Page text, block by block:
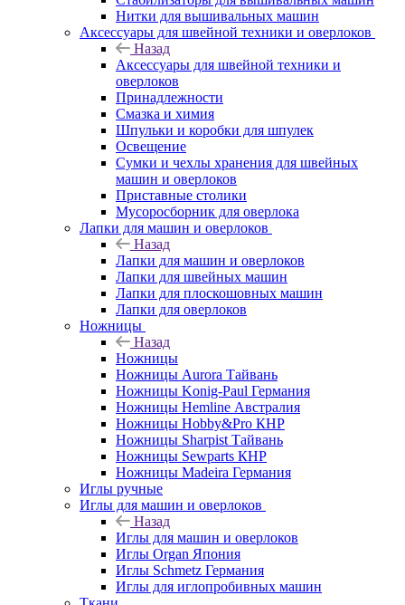
Нитки для вышивальных машин
Аксессуары для швейной техники и оверлоков
Назад
Аксессуары для швейной техники и
оверлоков
Принадлежности
Смазка и химия
Шпульки и коробки для шпулек
Освещение
Сумки и чехлы хранения для швейных
машин и оверлоков
Приставные столики
Мусоросборник для оверлока
Лапки для машин и оверлоков
Назад
Лапки для машин и оверлоков
Лапки для швейных машин
Лапки для плоскошовных машин
Лапки для оверлоков
Ножницы
Назад
Ножницы
Ножницы Aurora Тайвань
Ножницы Konig-Paul Германия
Ножницы Hemline Австралия
Ножницы Hobby&Pro КНР
Ножницы Sharpist Тайвань
Ножницы Sewparts КНР
Ножницы Madeira Германия
Иглы ручные
Иглы для машин и оверлоков
Назад
Иглы для машин и оверлоков
Иглы Organ Япония
Иглы Schmetz Германия
Иглы для иглопробивных машин